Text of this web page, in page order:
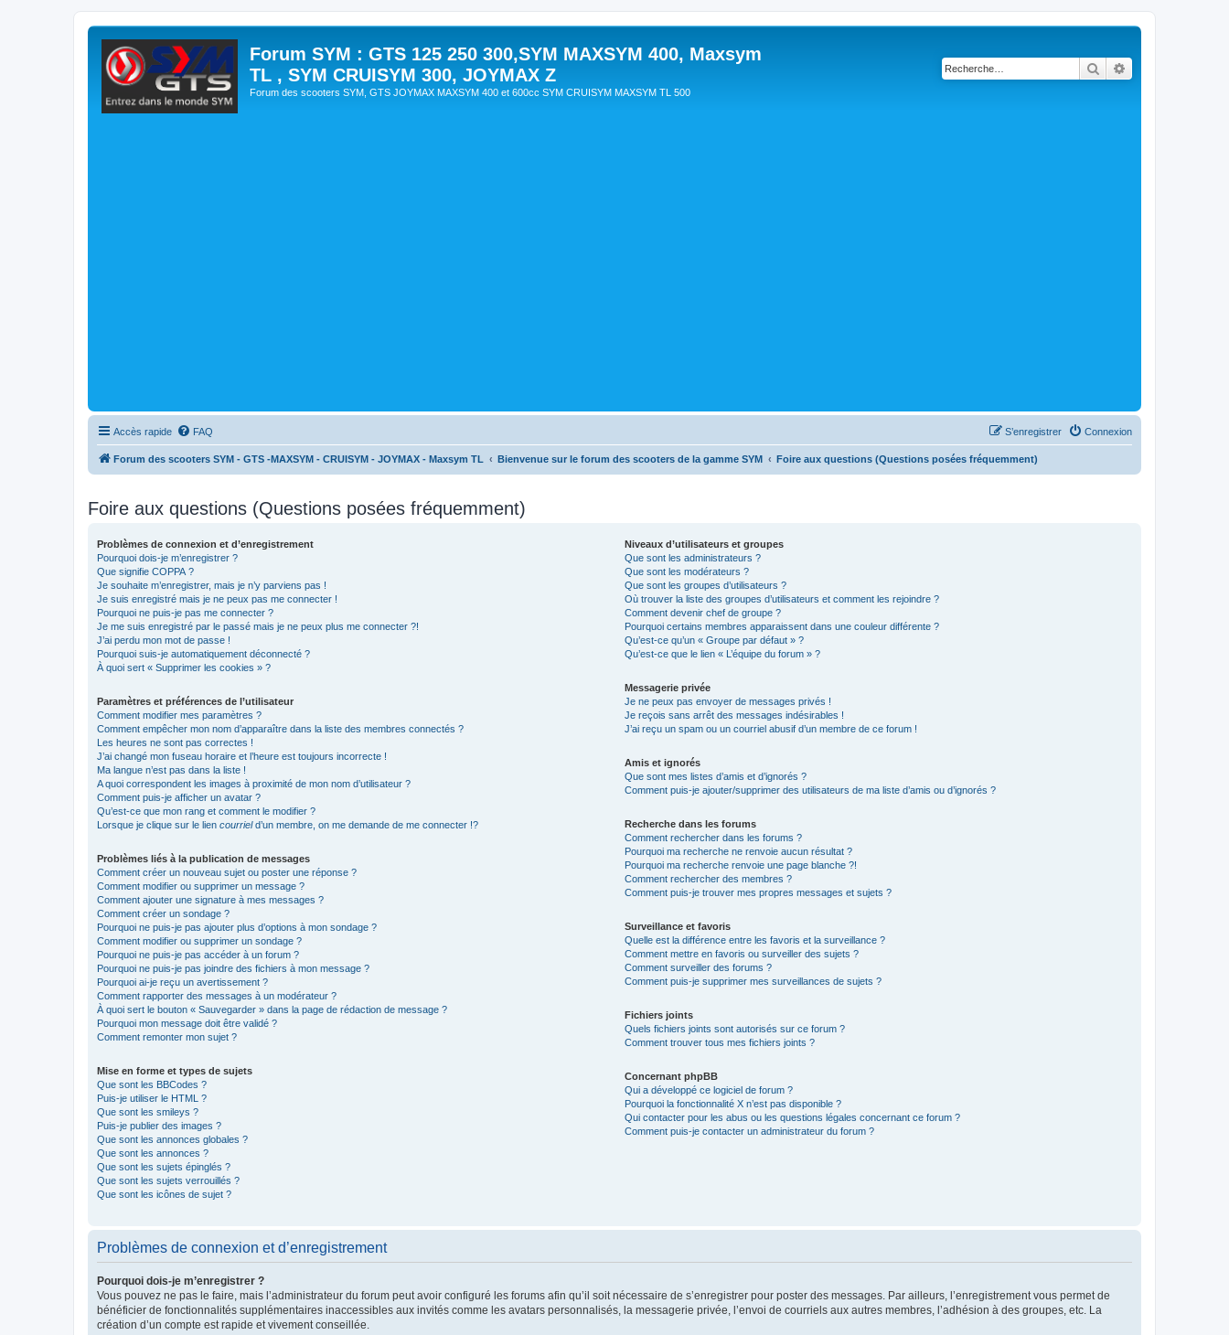
Forum SYM : GTS 125 250 300,SYM MAXSYM 400, Maxsym
TL , SYM CRUISYM 300, JOYMAX Z
Forum des scooters SYM, GTS JOYMAX MAXSYM 400 et 600cc SYM CRUISYM MAXSYM TL 500
Rechercher
Accès rapide FAQ Connexion
S’enregistrer
Forum des scooters SYM - GTS -MAXSYM - CRUISYM - JOYMAX - Maxsym TL Bienvenue sur le forum des scooters de la gamme SYM Foire aux questions (Questions posées fréquemment)
Foire aux questions (Questions posées fréquemment)
Problèmes de connexion et d’enregistrement
Pourquoi dois-je m’enregistrer ?
Que signifie COPPA ?
Je souhaite m’enregistrer, mais je n’y parviens pas !
Je suis enregistré mais je ne peux pas me connecter !
Pourquoi ne puis-je pas me connecter ?
Je me suis enregistré par le passé mais je ne peux plus me connecter ?!
J’ai perdu mon mot de passe !
Pourquoi suis-je automatiquement déconnecté ?
À quoi sert « Supprimer les cookies » ?
Paramètres et préférences de l’utilisateur
Comment modifier mes paramètres ?
Comment empêcher mon nom d’apparaître dans la liste des membres connectés ?
Les heures ne sont pas correctes !
J’ai changé mon fuseau horaire et l’heure est toujours incorrecte !
Ma langue n’est pas dans la liste !
A quoi correspondent les images à proximité de mon nom d’utilisateur ?
Comment puis-je afficher un avatar ?
Qu’est-ce que mon rang et comment le modifier ?
Lorsque je clique sur le lien courrield’un membre, on me demande de me connecter !?
Problèmes liés à la publication de messages
Comment créer un nouveau sujet ou poster une réponse ?
Comment modifier ou supprimer un message ?
Comment ajouter une signature à mes messages ?
Comment créer un sondage ?
Pourquoi ne puis-je pas ajouter plus d’options à mon sondage ?
Comment modifier ou supprimer un sondage ?
Pourquoi ne puis-je pas accéder à un forum ?
Pourquoi ne puis-je pas joindre des fichiers à mon message ?
Pourquoi ai-je reçu un avertissement ?
Comment rapporter des messages à un modérateur ?
À quoi sert le bouton « Sauvegarder » dans la page de rédaction de message ?
Pourquoi mon message doit être validé ?
Comment remonter mon sujet ?
Mise en forme et types de sujets
Que sont les BBCodes ?
Puis-je utiliser le HTML ?
Que sont les smileys ?
Puis-je publier des images ?
Que sont les annonces globales ?
Que sont les annonces ?
Que sont les sujets épinglés ?
Que sont les sujets verrouillés ?
Que sont les icônes de sujet ?
Niveaux d’utilisateurs et groupes
Que sont les administrateurs ?
Que sont les modérateurs ?
Que sont les groupes d’utilisateurs ?
Où trouver la liste des groupes d’utilisateurs et comment les rejoindre ?
Comment devenir chef de groupe ?
Pourquoi certains membres apparaissent dans une couleur différente ?
Qu’est-ce qu’un « Groupe par défaut » ?
Qu’est-ce que le lien « L’équipe du forum » ?
Messagerie privée
Je ne peux pas envoyer de messages privés !
Je reçois sans arrêt des messages indésirables !
J’ai reçu un spam ou un courriel abusif d’un membre de ce forum !
Amis et ignorés
Que sont mes listes d’amis et d’ignorés ?
Comment puis-je ajouter/supprimer des utilisateurs de ma liste d’amis ou d’ignorés ?
Recherche dans les forums
Comment rechercher dans les forums ?
Pourquoi ma recherche ne renvoie aucun résultat ?
Pourquoi ma recherche renvoie une page blanche ?!
Comment rechercher des membres ?
Comment puis-je trouver mes propres messages et sujets ?
Surveillance et favoris
Quelle est la différence entre les favoris et la surveillance ?
Comment mettre en favoris ou surveiller des sujets ?
Comment surveiller des forums ?
Comment puis-je supprimer mes surveillances de sujets ?
Fichiers joints
Quels fichiers joints sont autorisés sur ce forum ?
Comment trouver tous mes fichiers joints ?
Concernant phpBB
Qui a développé ce logiciel de forum ?
Pourquoi la fonctionnalité X n’est pas disponible ?
Qui contacter pour les abus ou les questions légales concernant ce forum ?
Comment puis-je contacter un administrateur du forum ?
Problèmes de connexion et d’enregistrement
Pourquoi dois-je m’enregistrer ?
Vous pouvez ne pas le faire, mais l’administrateur du forum peut avoir configuré les forums afin qu’il soit nécessaire de s’enregistrer pour poster des messages. Par ailleurs, l’enregistrement vous permet de
bénéficier de fonctionnalités supplémentaires inaccessibles aux invités comme les avatars personnalisés, la messagerie privée, l’envoi de courriels aux autres membres, l’adhésion à des groupes, etc. La
création d’un compte est rapide et vivement conseillée.